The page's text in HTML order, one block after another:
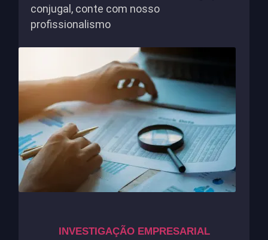
conjugal, conte com nosso
profissionalismo
INVESTIGAÇÃO EMPRESARIAL